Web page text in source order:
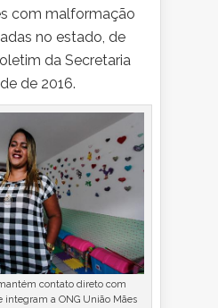
com malformação
no estado, de
da Secretaria
de 2016.
contato direto com
integram a ONG União Mães